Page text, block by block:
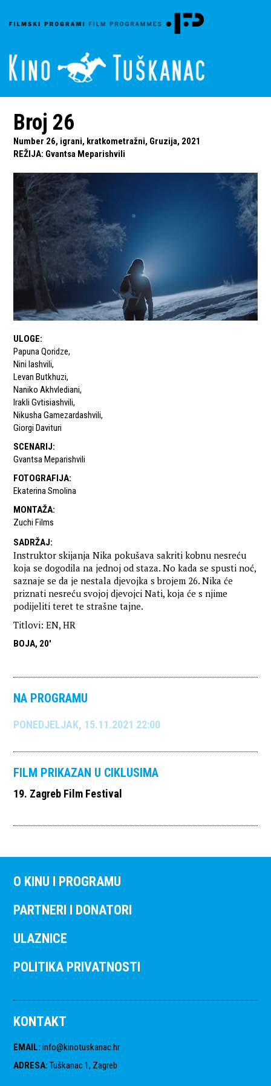
Broj 26
Number 26, igrani, kratkometražni, Gruzija, 2021
REŽIJA: Gvantsa Meparishvili
ULOGE:
Papuna Qoridze,
Nini Iashvili,
Levan Butkhuzi,
Naniko Akhvlediani,
Irakli Gvtisiashvili,
Nikusha Gamezardashvili,
Giorgi Davituri
SCENARIJ:
Gvantsa Meparishvili
FOTOGRAFIJA:
Ekaterina Smolina
MONTAŽA:
Zuchi Films
SADRŽAJ:
Instruktor skijanja Nika pokušava sakriti kobnu nesreću
koja se dogodila na jednoj od staza. No kada se spusti noć,
saznaje se da je nestala djevojka s brojem 26. Nika će
priznati nesreću svojoj djevojci Nati, koja će s njime
podijeliti teret te strašne tajne.
Titlovi: EN, HR
BOJA, 20'
NA PROGRAMU
PONEDJELJAK, 15.11.2021 22:00
FILM PRIKAZAN U CIKLUSIMA
19. Zagreb Film Festival
O KINU I PROGRAMU
PARTNERI I DONATORI
ULAZNICE
POLITIKA PRIVATNOSTI
KONTAKT
EMAIL: info@kinotuskanac.hr
ADRESA: Tuškanac 1, Zagreb